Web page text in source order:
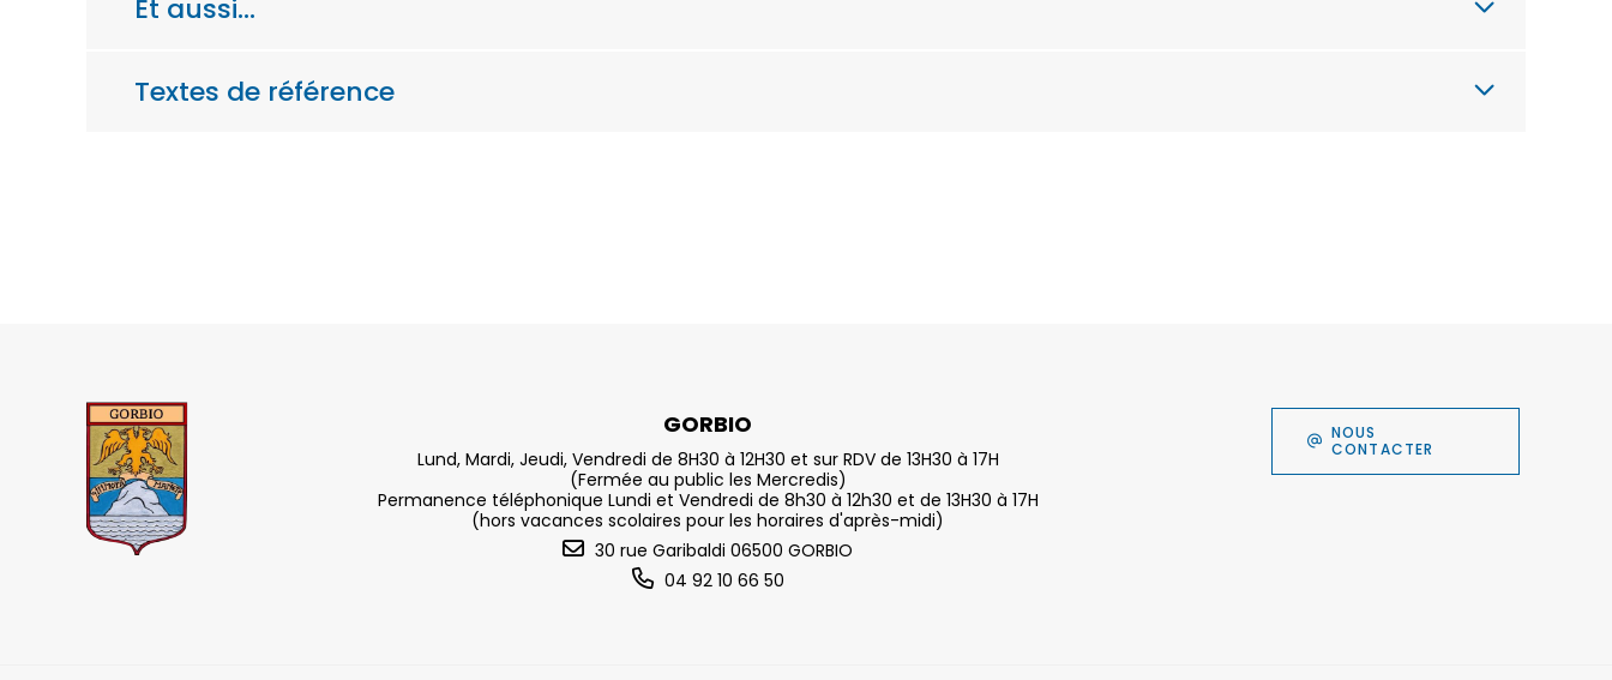
Et aussi…
Textes de référence
GORBIO
Lund, Mardi, Jeudi, Vendredi de 8H30 à 12H30 et sur RDV de 13H30 à 17H
(Fermée au public les Mercredis)
Permanence téléphonique Lundi et Vendredi de 8h30 à 12h30 et de 13H30 à 17H
(hors vacances scolaires pour les horaires d'après-midi)
30 rue Garibaldi 06500 GORBIO
04 92 10 66 50
NOUS
CONTACTER